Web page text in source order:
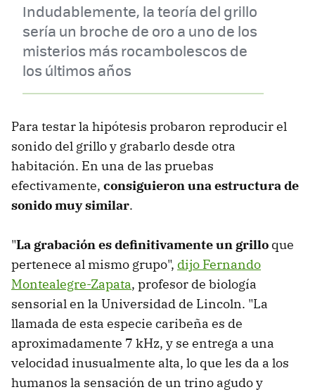
Indudablemente, la teoría del grillo
sería un broche de oro a uno de los
misterios más rocambolescos de
los últimos años
Para testar la hipótesis probaron reproducir el
sonido del grillo y grabarlo desde otra
habitación. En una de las pruebas
efectivamente, consiguieron una estructura de
sonido muy similar.
"La grabación es definitivamente un grillo que
pertenece al mismo grupo", dijo Fernando
Montealegre-Zapata, profesor de biología
sensorial en la Universidad de Lincoln. "La
llamada de esta especie caribeña es de
aproximadamente 7 kHz, y se entrega a una
velocidad inusualmente alta, lo que les da a los
humanos la sensación de un trino agudo y